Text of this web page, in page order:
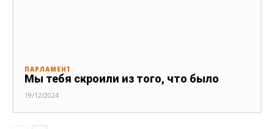
ПАРЛАМЕНТ
Мы тебя скроили из того, что было
19/12/2024